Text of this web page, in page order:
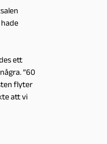
ett
”60
flyter
att vi